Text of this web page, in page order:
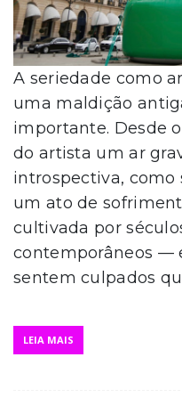
A seriedade como
uma maldição
importante. Desde
do artista um ar
introspectiva, como
um ato de
cultivada por
contemporâneos —
sentem culpados
LEIA MAIS